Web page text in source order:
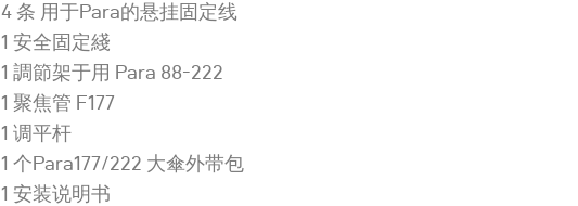
4 条 用于Para的悬挂固定线
1 安全固定綫
1 調節架于用 Para 88-222
1 聚焦管 F177
1 调平杆
1 个Para177/222 大傘外带包
1 安装说明书